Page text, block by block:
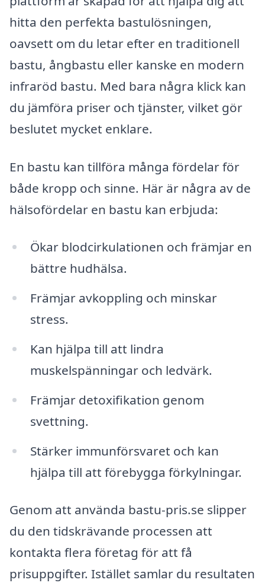
hitta den perfekta bastulösningen,
oavsett om du letar efter en traditionell
bastu, ångbastu eller kanske en modern
infraröd bastu. Med bara några klick kan
du jämföra priser och tjänster, vilket gör
beslutet mycket enklare.
En bastu kan tillföra många fördelar för
både kropp och sinne. Här är några av de
hälsofördelar en bastu kan erbjuda:
Ökar blodcirkulationen och främjar en
bättre hudhälsa.
Främjar avkoppling och minskar
stress.
Kan hjälpa till att lindra
muskelspänningar och ledvärk.
Främjar detoxifikation genom
svettning.
Stärker immunförsvaret och kan
hjälpa till att förebygga förkylningar.
Genom att använda bastu-pris.se slipper
du den tidskrävande processen att
kontakta flera företag för att få
prisuppgifter. Istället samlar du resultaten